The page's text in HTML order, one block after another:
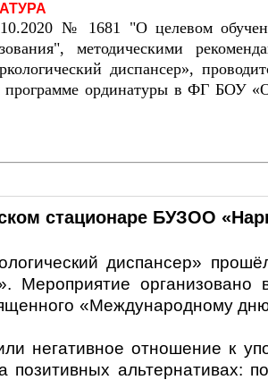
№ 1681 "О целевом
методическими
диспансер»,
программе ординатуры в ФГ БОУ
стационаре БУЗОО
диспансер»
организовано
«Международному
негативное отношение к
альтернативах: